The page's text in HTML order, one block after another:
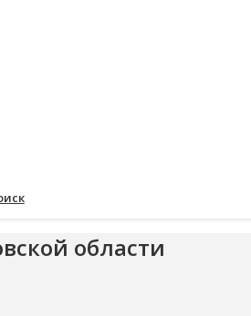
области